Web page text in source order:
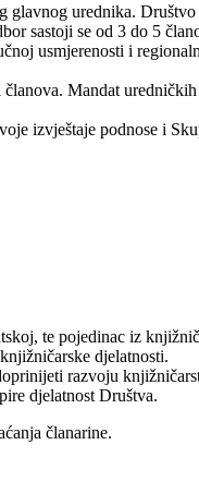
urednika.
sastoji se od 3 do 5
usmjerenosti i
Mandat
izvještaje podnose i
te pojedinac iz
djelatnosti.
razvoju
djelatnost Društva.
članarine.